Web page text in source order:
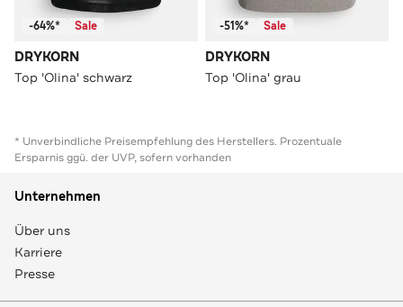
-64%* Sale
DRYKORN
Top 'Olina' schwarz
-51%* Sale
DRYKORN
Top 'Olina' grau
* Unverbindliche Preisempfehlung des Herstellers. Prozentuale
Ersparnis ggü. der UVP, sofern vorhanden
Unternehmen
Über uns
Karriere
Presse